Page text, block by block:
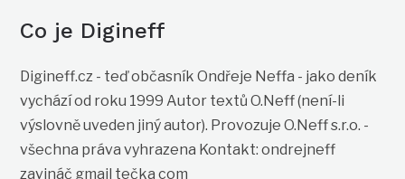
Co je Digineff
Digineff.cz - teď občasník Ondřeje Neffa - jako deník
vychází od roku 1999 Autor textů O.Neff (není-li
výslovně uveden jiný autor). Provozuje O.Neff s.r.o. -
všechna práva vyhrazena Kontakt: ondrejneff
zavináč gmail tečka com